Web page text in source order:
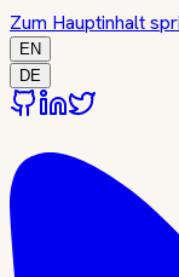
Zum Hauptinhalt
EN
DE